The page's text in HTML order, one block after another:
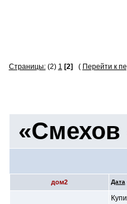
Страницы:(2) 1 [2] ( Перейти к
«Смехов
дом2 Дата